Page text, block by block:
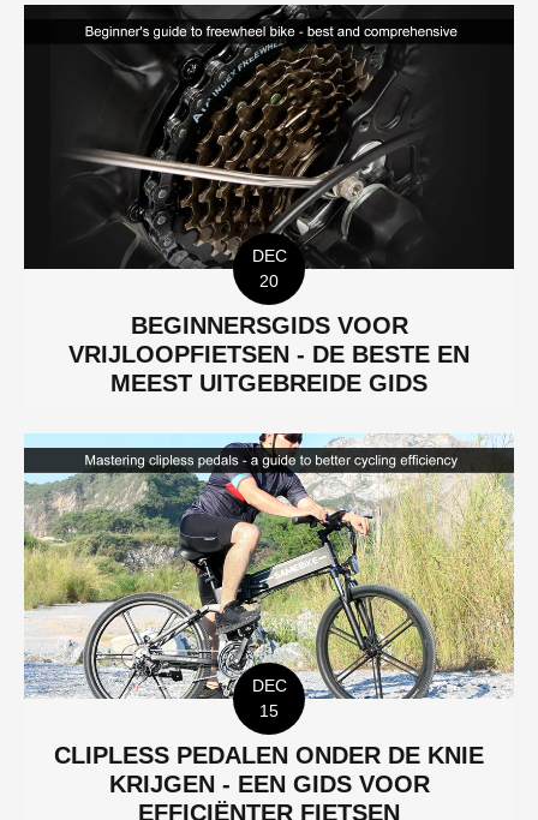
DEC
20
BEGINNERSGIDS VOOR
VRIJLOOPFIETSEN - DE BESTE EN
MEEST UITGEBREIDE GIDS
DEC
15
CLIPLESS PEDALEN ONDER DE KNIE
KRIJGEN - EEN GIDS VOOR
EFFICIËNTER FIETSEN